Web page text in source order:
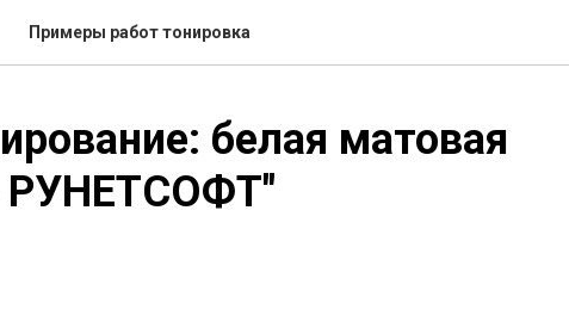
Примеры работ тонировка
белая матовая
РУНЕТСОФТ"